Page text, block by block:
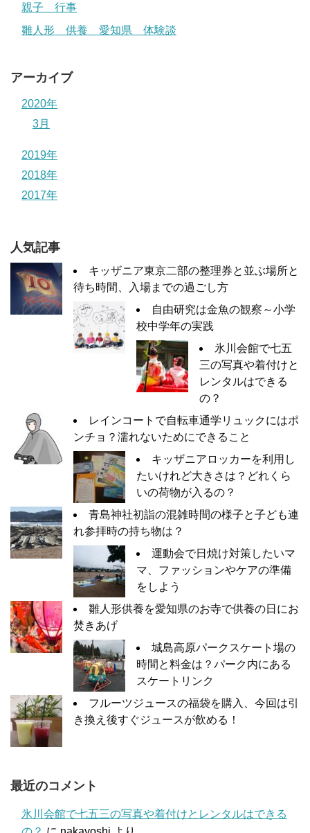
親子 行事
雛人形 供養 愛知県 体験談
アーカイブ
2020年
3月
2019年
2018年
2017年
人気記事
キッザニア東京二部の整理券と並ぶ場所と
待ち時間、入場までの過ごし方
自由研究は金魚の観察～小学
校中学年の実践
氷川会館で七五
三の写真や着付けと
レンタルはできる
の？
レインコートで自転車通学リュックにはポ
ンチョ？濡れないためにできること
キッザニアロッカーを利用し
たいけれど大きさは？どれくら
いの荷物が入るの？
青島神社初詣の混雑時間の様子と子ども連
れ参拝時の持ち物は？
運動会で日焼け対策したいマ
マ、ファッションやケアの準備
をしよう
雛人形供養を愛知県のお寺で供養の日にお
焚きあげ
城島高原パークスケート場の
時間と料金は？パーク内にある
スケートリンク
フルーツジュースの福袋を購入、今回は引
き換え後すぐジュースが飲める！
最近のコメント
氷川会館で七五三の写真や着付けとレンタルはできる